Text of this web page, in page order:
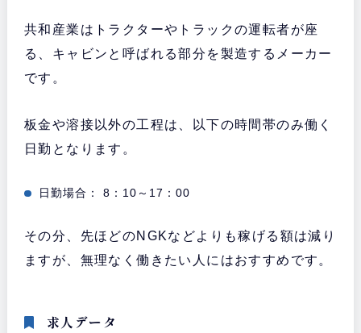
共和産業はトラクターやトラックの運転者が座
る、キャビンと呼ばれる部分を製造するメーカー
です。
板金や溶接以外の工程は、以下の時間帯のみ働く
日勤となります。
日勤場合： 8：10～17：00
その分、先ほどのNGKなどよりも稼げる額は減り
ますが、無理なく働きたい人にはおすすめです。
求人データ